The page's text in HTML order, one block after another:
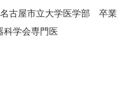
古屋市立大学医学部 卒業
科学会専門医